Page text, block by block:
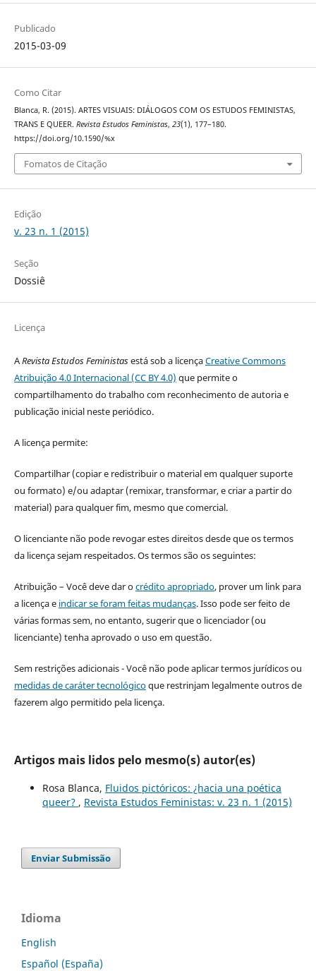
Publicado
2015-03-09
Como Citar
Blanca, R. (2015). ARTES VISUAIS: DIÁLOGOS COM OS ESTUDOS FEMINISTAS,
TRANS E QUEER. Revista Estudos Feministas, 23(1), 177–180.
https://doi.org/10.1590/%x
Fomatos de Citação
Edição
v. 23 n. 1 (2015)
Seção
Dossiê
Licença
ARevista Estudos Feministasestá sob a licençaCreative Commons
Atribuição 4.0 Internacional (CC BY 4.0) que permite o
compartilhamento do trabalho com reconhecimento de autoria e
publicação inicial neste periódico.
A licença permite:
Compartilhar (copiar e redistribuir o material em qualquer suporte
ou formato) e/ou adaptar (remixar, transformar, e criar a partir do
material) para qualquer fim, mesmo que comercial.
O licenciante não pode revogar estes direitos desde que os termos
da licença sejam respeitados. Os termos são os seguintes:
Atribuição – Você deve dar ocrédito apropriado, prover um link para
a licença e indicar se foram feitas mudanças. Isso pode ser feito de
várias formas sem, no entanto, sugerir que o licenciador (ou
licenciante) tenha aprovado o uso em questão.
Sem restrições adicionais - Você não pode aplicar termos jurídicos ou
medidas de caráter tecnológicoque restrinjam legalmente outros de
fazerem algo permitido pela licença.
Artigos mais lidos pelo mesmo(s) autor(es)
Rosa Blanca, Fluidos pictóricos: ¿hacia una poética
queer? , Revista Estudos Feministas: v. 23 n. 1 (2015)
Enviar Submissão
Idioma
English
Español (España)